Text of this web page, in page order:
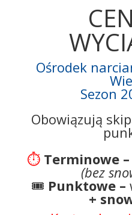
Ośrodek
Sezon
Obowiązują
⏱️ Terminowe
(bez
🎟️ Punktowe –
+